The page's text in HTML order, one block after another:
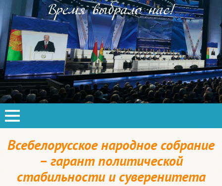
Время выбрало нас!
Всебелорусское народное собрание
– гарант политической
стабильности и суверенитета